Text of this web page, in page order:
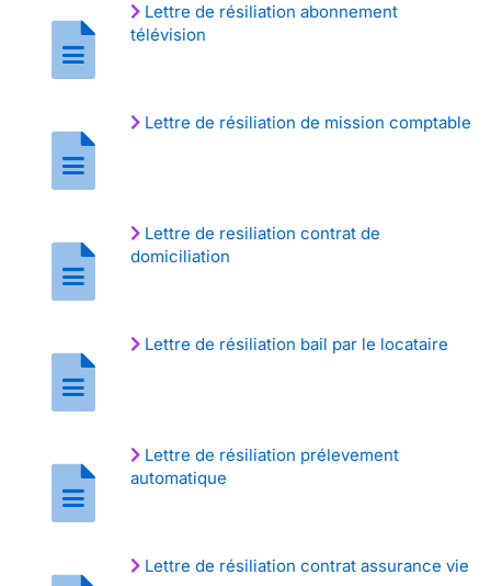
Lettre de résiliation abonnement
télévision
Lettre de résiliation de mission comptable
Lettre de resiliation contrat de
domiciliation
Lettre de résiliation bail par le locataire
Lettre de résiliation prélevement
automatique
Lettre de résiliation contrat assurance vie